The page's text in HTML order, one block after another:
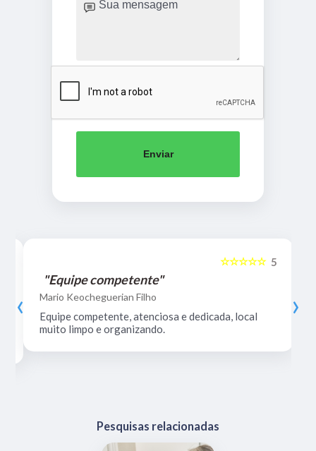
Enviar
5
☆☆☆☆☆
"Equipe competente"
Mario Keocheguerian Filho
Equipe competente, atenciosa e dedicada, local
muito limpo e organizando.
‹ ›
Pesquisas relacionadas